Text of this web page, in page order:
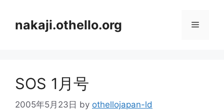
nakaji.othello.org メ
SOS 1月号
2005年5月23日 by othellojapan-ld